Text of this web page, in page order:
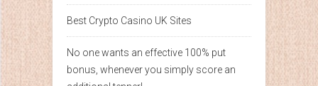
Best Crypto Casino UK Sites
No one wants an effective 100% put
bonus, whenever you simply score an